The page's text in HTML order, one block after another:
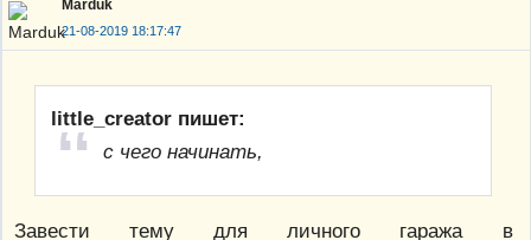
Marduk
21-08-2019 18:17:47
little_creator пишет:
с чего начинать,
Завести тему для личного гаража в